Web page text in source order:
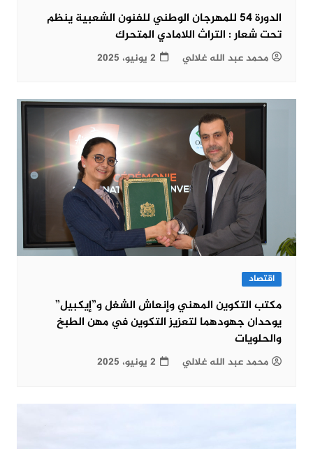
الدورة 54 للمهرجان الوطني للفنون الشعبية ينظم
تحت شعار : التراث اللامادي المتحرك
محمد عبد الله غلالي 2 يونيو، 2025
اقتصاد
مكتب التكوين المهني وإنعاش الشغل و”إيكبيل”
يوحدان جهودهما لتعزيز التكوين في مهن الطبخ
والحلويات
محمد عبد الله غلالي 2 يونيو، 2025